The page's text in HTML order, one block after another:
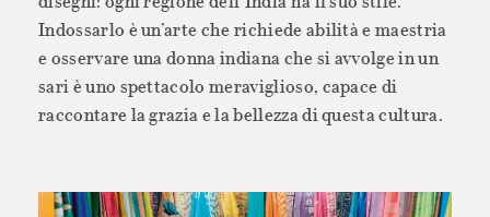
Indossarlo è un’arte che richiede abilità e maestria
e osservare una donna indiana che si avvolge in un
sari è uno spettacolo meraviglioso, capace di
raccontare la grazia e la bellezza di questa cultura.